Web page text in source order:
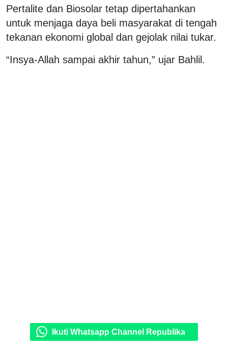
Pertalite dan Biosolar tetap dipertahankan
untuk menjaga daya beli masyarakat di tengah
tekanan ekonomi global dan gejolak nilai tukar.
“Insya-Allah sampai akhir tahun,” ujar Bahlil.
Ikuti Whatsapp Channel Republika